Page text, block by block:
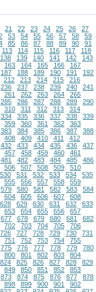
21 22 23 24 25 26
27
53 54 55 56 57 58
59
85 86 87 88 89 90
91
113 114 115 116 117
118
138 139 140 141 142
143
163 164 165 166
167
187 188 189 190 191
192
212 213 214 215
216
236 237 238 239 240
241
261 262 263 264
265
285 286 287 288 289
290
310 311 312 313
314
334 335 336 337 338
339
359 360 361 362
363
383 384 385 386 387
388
408 409 410 411
412
432 433 434 435 436
437
457 458 459 460
461
481 482 483 484 485
486
506 507 508 509
510
530 531 532 533 534
535
555 556 557 558
559
579 580 581 582 583
584
604 605 606 607
608
628 629 630 631 632
633
653 654 655 656
657
677 678 679 680 681
682
702 703 704 705
706
726 727 728 729 730
731
751 752 753 754
755
775 776 777 778 779
780
800 801 802 803
804
824 825 826 827 828
829
849 850 851 852
853
873 874 875 876 877
878
898 899 900 901
902